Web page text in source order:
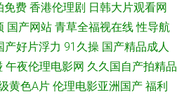
精品在线 a片电影影音先锋 婷婷五月天色
国区二区 九9伊人网 91国产白丝 久草视
桃 91色猫 欧美福利在线 肏亚洲综合社区
免费 香港伦理剧 日韩大片观看网
国产网站 青草全福视在线 性导航
产好片浮力 91久操 国产精品成人
午夜伦理电影网 久久国自产拍精品
黄色A片 伦理电影亚洲国产 福利